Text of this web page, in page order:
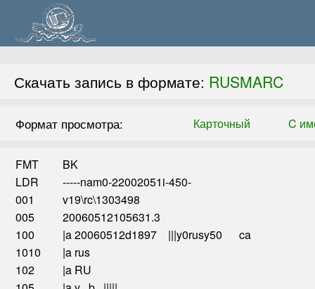
Скачать запись в формате: RUSMARC
Формат просмотра: Карточный C
FMT
BK
LDR
-----nam0-22002051i-450-
001
v19\rc\1303498
005
20060512105631.3
100
|a 20060512d1897 |||y0rusy50 ca
1010
|a rus
102
|a RU